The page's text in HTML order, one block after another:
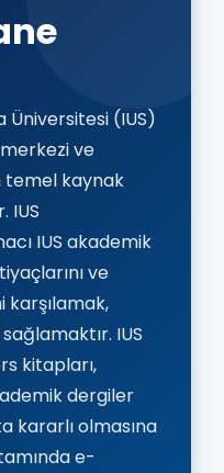
Üniversitesi (IUS)
ve
temel kaynak
IUS
IUS akademik
ve
IUS
kitapları,
dergiler
kararlı olmasına
e-